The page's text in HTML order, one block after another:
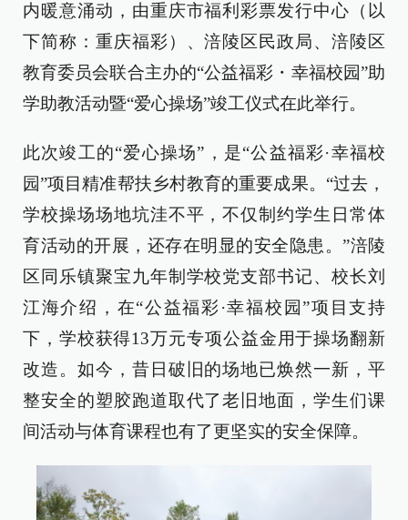
内暖意涌动，由重庆市福利彩票发行中心（以
下简称：重庆福彩）、涪陵区民政局、涪陵区
教育委员会联合主办的“公益福彩・幸福校园”助
学助教活动暨“爱心操场”竣工仪式在此举行。
此次竣工的“爱心操场”，是“公益福彩·幸福校
园”项目精准帮扶乡村教育的重要成果。“过去，
学校操场场地坑洼不平，不仅制约学生日常体
育活动的开展，还存在明显的安全隐患。”涪陵
区同乐镇聚宝九年制学校党支部书记、校长刘
江海介绍，在“公益福彩·幸福校园”项目支持
下，学校获得13万元专项公益金用于操场翻新
改造。如今，昔日破旧的场地已焕然一新，平
整安全的塑胶跑道取代了老旧地面，学生们课
间活动与体育课程也有了更坚实的安全保障。